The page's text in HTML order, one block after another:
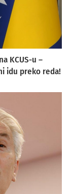
KCUS-u –
idu preko reda!